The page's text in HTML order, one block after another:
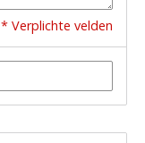
* Verplichte velden